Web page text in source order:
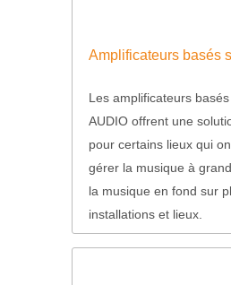
Amplificateurs basés
Les amplificateurs
AUDIO offrent une
pour certains lieux qui
gérer la musique à
la musique en fond sur
installations et lieux.